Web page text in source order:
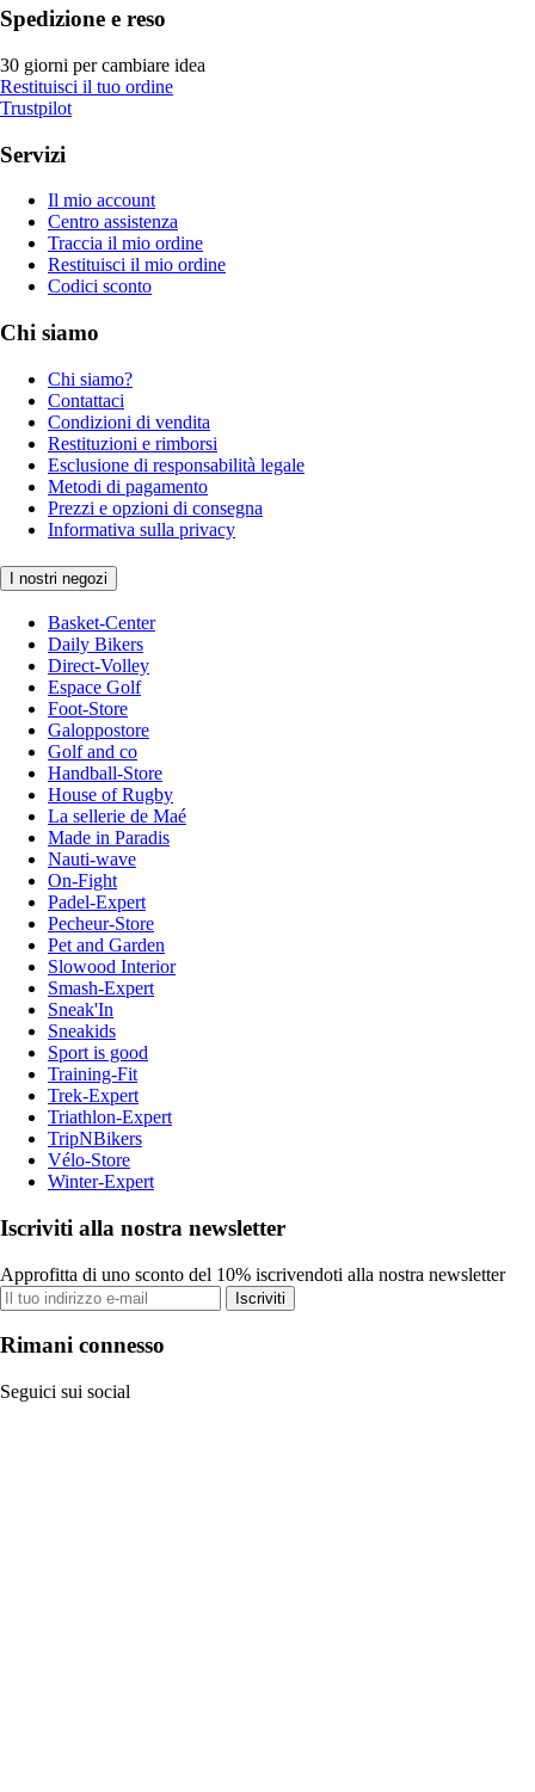
Spedizione e reso
30 giorni per cambiare idea
Restituisci il tuo ordine
Trustpilot
Servizi
Il mio account
Centro assistenza
Traccia il mio ordine
Restituisci il mio ordine
Codici sconto
Chi siamo
Chi siamo?
Contattaci
Condizioni di vendita
Restituzioni e rimborsi
Esclusione di responsabilità legale
Metodi di pagamento
Prezzi e opzioni di consegna
Informativa sulla privacy
I nostri negozi
Basket-Center
Daily Bikers
Direct-Volley
Espace Golf
Foot-Store
Galoppostore
Golf and co
Handball-Store
House of Rugby
La sellerie de Maé
Made in Paradis
Nauti-wave
On-Fight
Padel-Expert
Pecheur-Store
Pet and Garden
Slowood Interior
Smash-Expert
Sneak'In
Sneakids
Sport is good
Training-Fit
Trek-Expert
Triathlon-Expert
TripNBikers
Vélo-Store
Winter-Expert
Iscriviti alla nostra newsletter
Approfitta di uno sconto del 10% iscrivendoti alla nostra newsletter
Iscriviti
Rimani connesso
Seguici sui social